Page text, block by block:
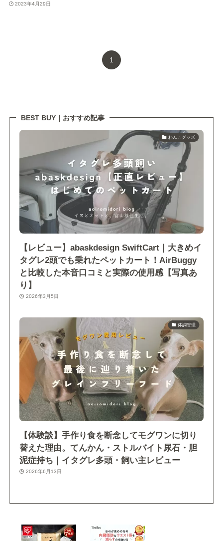
2023年4月29日
1
BEST BUY｜おすすめ記事
わんこグッズ
【レビュー】abaskdesign SwiftCart｜大きめイ
タグレ2頭でも乗れたペットカート！AirBuggy
と比較した本音口コミと実際の使用感【写真あ
り】
2026年3月5日
体調管理
【体験談】手作り食を断念してモグワンに切り
替えた理由。てんかん・ストルバイト尿石・胆
泥症持ち｜イタグレ多頭・飼い主レビュー
2026年6月13日